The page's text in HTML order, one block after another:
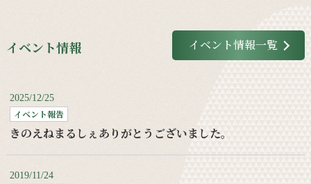
イベント情報 イベント情報一覧
2025/12/25
イベント報告
きのえねまるしぇありがとうございました。
2019/11/24